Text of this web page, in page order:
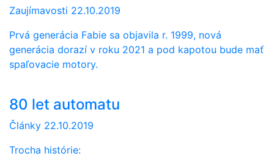
Zaujímavosti 22.10.2019
Prvá generácia Fabie sa objavila r. 1999, nová
generácia dorazí v roku 2021 a pod kapotou bude mať
spaľovacie motory.
80 let automatu
Články 22.10.2019
Trocha histórie: